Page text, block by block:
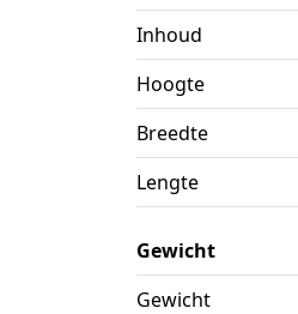
Inhoud
Hoogte
Breedte
Lengte
Gewicht
Gewicht